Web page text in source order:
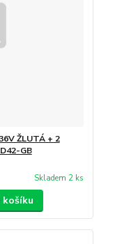
ŽLUTÁ + 2
GB
Skladem 2 ks